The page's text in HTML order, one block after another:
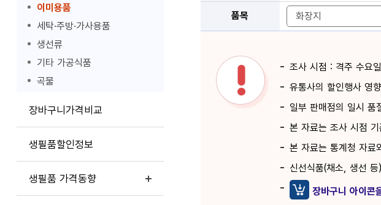
이미용품
세탁·주방·가사용품
생선류
기타 가공식품
곡물
장바구니가격비교
생필품할인정보
생필품 가격동향
품목
조사 시점 : 격주 수요
유통사의 할인행사 영
일부 판매점의 일시 품
본 자료는 조사 시점
본 자료는 통계청 자료
신선식품(채소, 생선
장바구니 아이콘